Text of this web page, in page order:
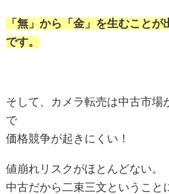
「無」から「金」を生むこと
です。
そして、カメラ転売は中古市場
で
価格競争が起きにくい！
値崩れリスクがほとんどない。
中古だから二束三文ということ